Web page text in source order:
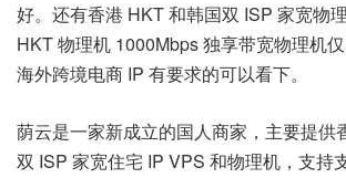
好。还有香港 HKT 和韩国双 ISP 家宽物
HKT 物理机 1000Mbps 独享带宽物理机
海外跨境电商 IP 有要求的可以看下。
荫云是一家新成立的国人商家，主要提供
双 ISP 家宽住宅 IP VPS 和物理机，支持